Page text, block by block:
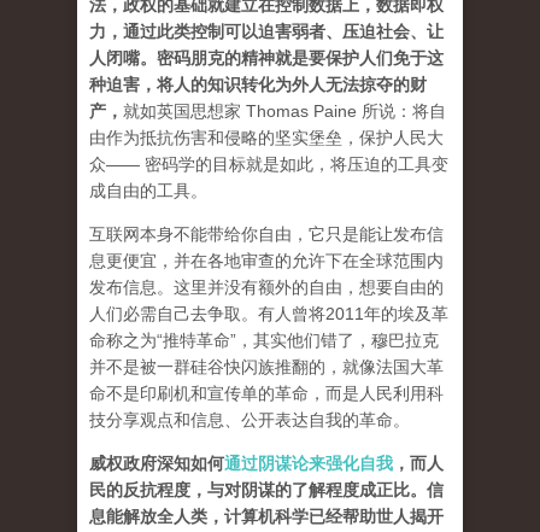
法，政权的基础就建立在控制数据上，数据即权
力，通过此类控制可以迫害弱者、压迫社会、让
人闭嘴。密码朋克的精神就是要保护人们免于这
种迫害，将人的知识转化为外人无法掠夺的财
产 ， 就如英国思想家 Thomas Paine 所说：将自
由作为抵抗伤害和侵略的坚实堡垒，保护人民大
众—— 密码学的目标就是如此，将压迫的工具变
成自由的工具。
互联网本身不能带给你自由，它只是能让发布信
息更便宜，并在各地审查的允许下在全球范围内
发布信息。这里并没有额外的自由，想要自由的
人们必需自己去争取。有人曾将2011年的埃及革
命称之为“推特革命”，其实他们错了，穆巴拉克
并不是被一群硅谷快闪族推翻的，就像法国大革
命不是印刷机和宣传单的革命，而是人民利用科
技分享观点和信息、公开表达自我的革命。
威权政府深知如何通过阴谋论来强化自我 ，而人
民的反抗程度，与对阴谋的了解程度成正比。信
息能解放全人类，计算机科学已经帮助世人揭开